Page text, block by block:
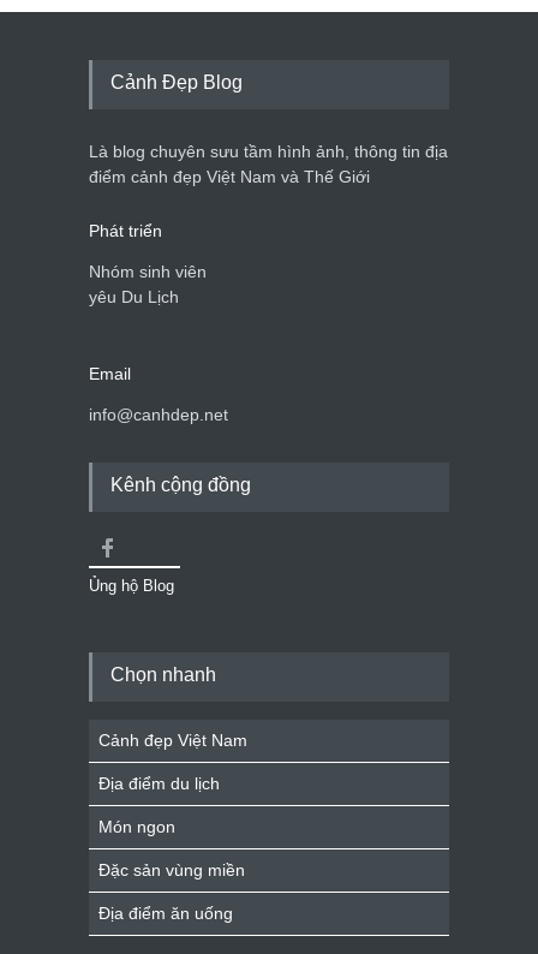
Cảnh Đẹp Blog
Là blog chuyên sưu tầm hình ảnh, thông tin địa
điểm cảnh đẹp Việt Nam và Thế Giới
Phát triển
Nhóm sinh viên
yêu Du Lịch
Email
info@canhdep.net
Kênh cộng đồng
Ủng hộ Blog
Chọn nhanh
Cảnh đẹp Việt Nam
Địa điểm du lịch
Món ngon
Đặc sản vùng miền
Địa điểm ăn uống